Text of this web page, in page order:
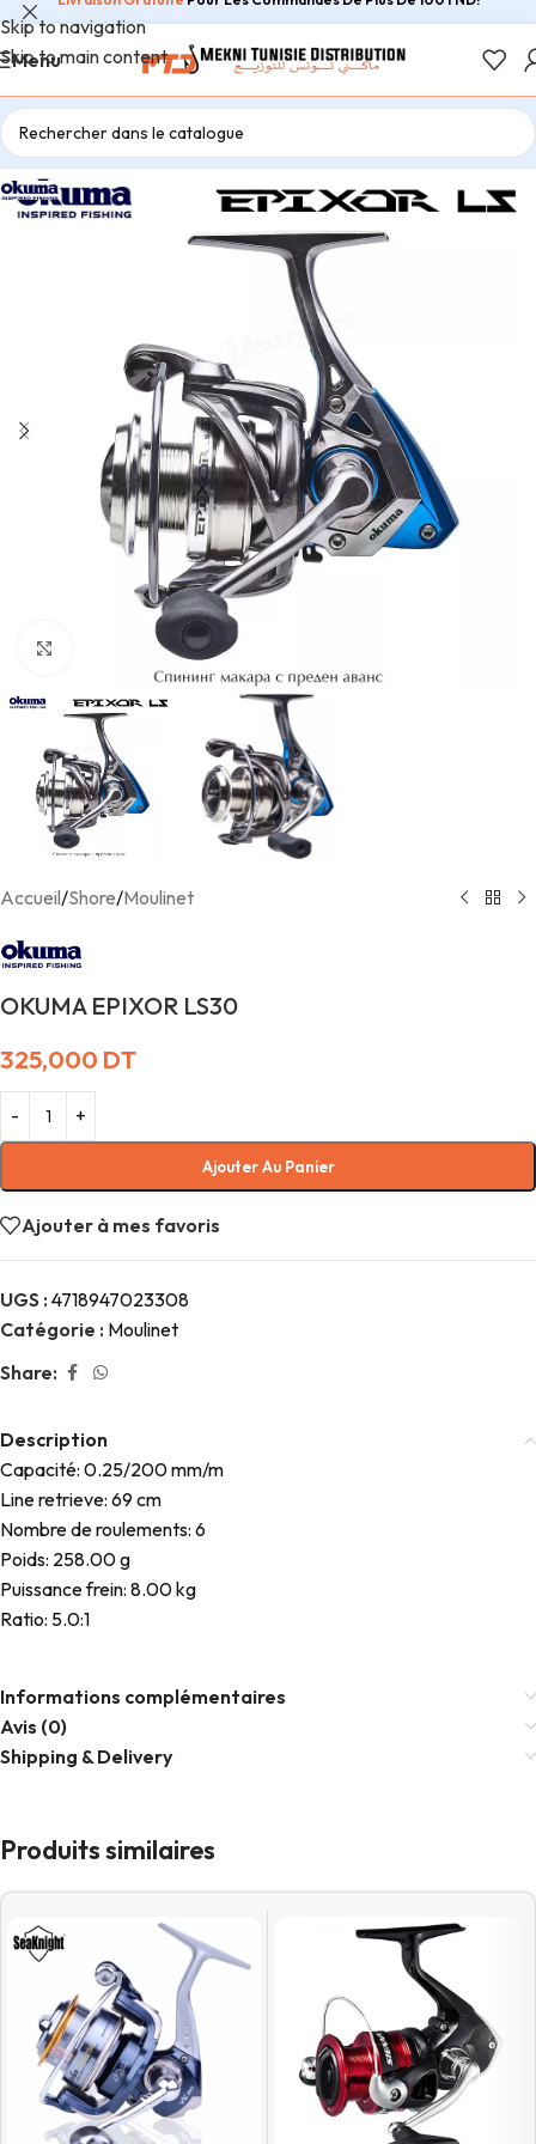
Skip to navigation
Skip to main content
Menu
Accueil/Shore/Moulinet
OKUMA EPIXOR LS30
325,000 DT
Ajouter Au Panier
Ajouter à mes favoris
UGS : 4718947023308
Catégorie : Moulinet
Share:
Description
Capacité: 0.25/200 mm/m
Line retrieve: 69 cm
Nombre de roulements: 6
Poids: 258.00 g
Puissance frein: 8.00 kg
Ratio: 5.0:1
Informations complémentaires
Avis (0)
Shipping & Delivery
Produits similaires